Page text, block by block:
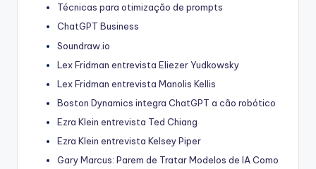
Técnicas para otimização de prompts
ChatGPT Business
Soundraw.io
Lex Fridman entrevista Eliezer Yudkowsky
Lex Fridman entrevista Manolis Kellis
Boston Dynamics integra ChatGPT a cão robótico
Ezra Klein entrevista Ted Chiang
Ezra Klein entrevista Kelsey Piper
Gary Marcus: Parem de Tratar Modelos de IA Como